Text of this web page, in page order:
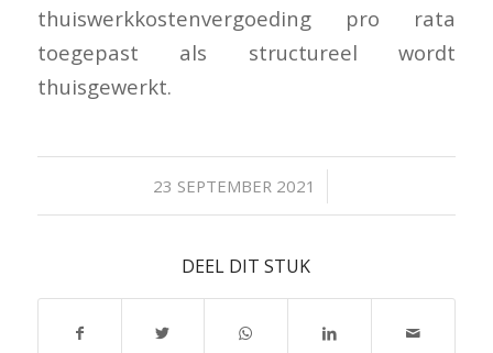
thuiswerkkostenvergoeding pro rata
toegepast als structureel wordt
thuisgewerkt.
23 SEPTEMBER 2021
/
DEEL DIT STUK